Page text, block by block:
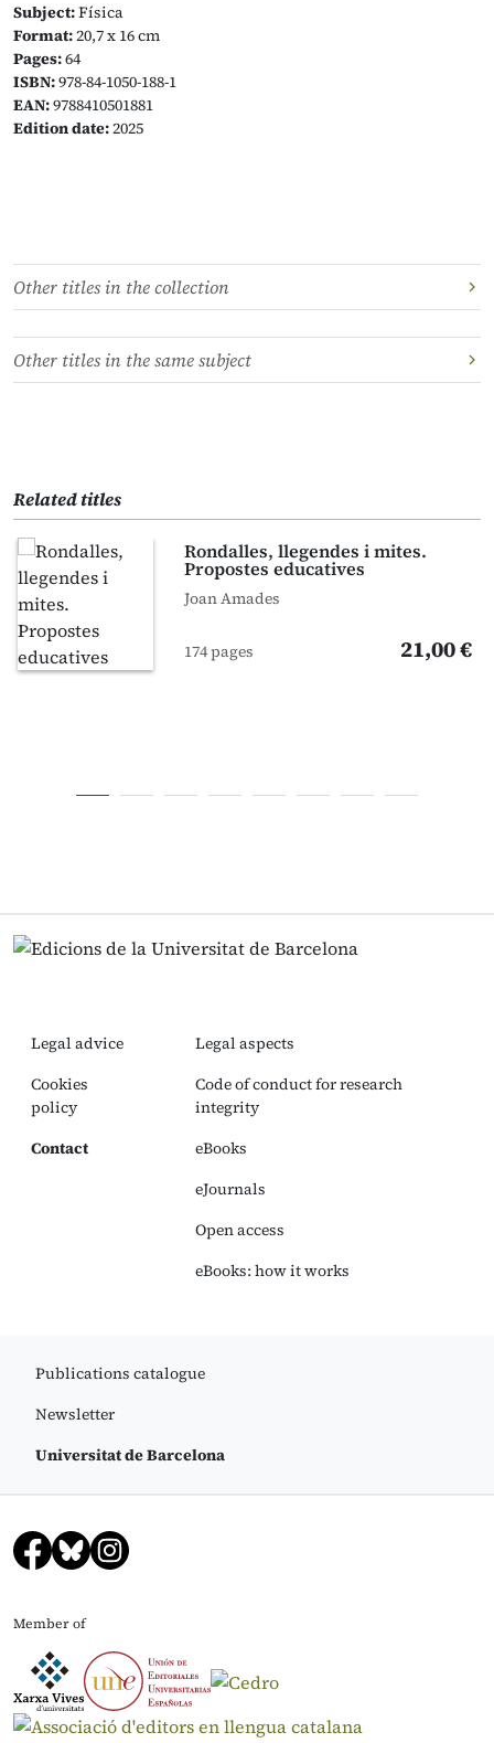
Subject:Física
Format:20,7 x 16 cm
Pages:64
ISBN:978-84-1050-188-1
EAN:9788410501881
Edition date:2025
Other titles in the collection
Other titles in the same subject
Related titles
Rondalles, llegendes i mites.
Propostes educatives
Joan Amades
174 pages 21,00 €
Legal advice
Cookies
policy
Contact
Legal aspects
Code of conduct for research
integrity
eBooks
eJournals
Open access
eBooks: how it works
Publications catalogue
Newsletter
Universitat de Barcelona
Member of